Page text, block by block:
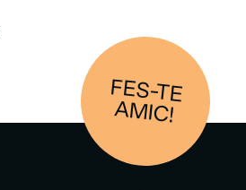
FES-TE
AM
IC!